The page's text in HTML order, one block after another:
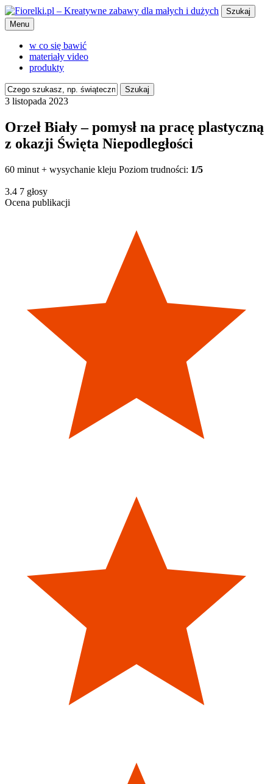
Szukaj
Menu
w co się bawić
materiały video
produkty
Szukaj
3 listopada 2023
Orzeł Biały – pomysł na pracę plastyczną
z okazji Święta Niepodległości
60 minut + wysychanie kleju Poziom trudności: 1/5
3.4 7 głosy
Ocena publikacji